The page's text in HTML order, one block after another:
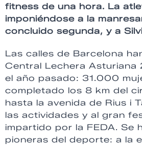
fitness de una hora. La
imponiéndose a la
concluido segunda, y a
Las calles de Barcelona
Central Lechera
el año pasado: 31.000
completado los 8 km del
hasta la avenida de Rius i
las actividades y al gran
impartido por la FEDA. Se
pioneras del deporte: a la